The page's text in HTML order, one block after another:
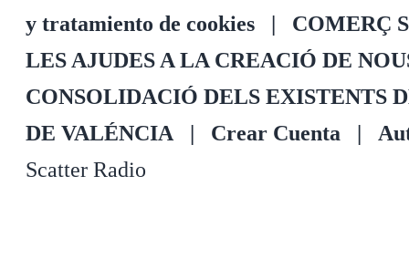
y tratamiento de cookies | COMERÇ
LES AJUDES A LA CREACIÓ DE
CONSOLIDACIÓ DELS EXISTENTS
DE VALÉNCIA | Crear Cuenta |
Scatter Radio